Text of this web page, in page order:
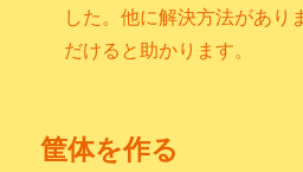
した。他に解決方法があり
だけると助かります。
筐体を作る